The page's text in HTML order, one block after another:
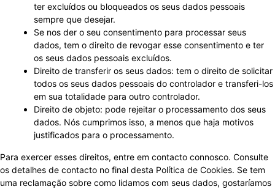
ter excluídos ou bloqueados os seus dados pessoais
sempre que desejar.
Se nos der o seu consentimento para processar seus
dados, tem o direito de revogar esse consentimento e ter
os seus dados pessoais excluídos.
Direito de transferir os seus dados: tem o direito de solicitar
todos os seus dados pessoais do controlador e transferi-los
em sua totalidade para outro controlador.
Direito de objeto: pode rejeitar o processamento dos seus
dados. Nós cumprimos isso, a menos que haja motivos
justificados para o processamento.
Para exercer esses direitos, entre em contacto connosco. Consulte
os detalhes de contacto no final desta Política de Cookies. Se tem
uma reclamação sobre como lidamos com seus dados, gostaríamos